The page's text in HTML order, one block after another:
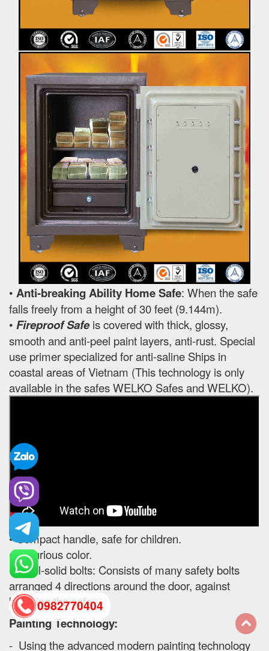
• Anti-breaking Ability Home Safe: When the safe
falls freely from a height of 30 feet (9.144m).
• Fireproof Safeis covered with thick, glossy,
smooth and anti-peel paint layers, anti-rust. Special
use primer specialized for anti-saline Ships in
coastal areas of Vietnam (This technology is only
available in the safes WELKO Safes and WELKO).
• Compact handle, safe for children.
• Luxurious color.
• Steel-solid bolts: Consists of many safety bolts
arranged 4 directions around the door, against
breaking the safe.
Painting Technology:
- Using the advanced modern painting technology
0982770404
back